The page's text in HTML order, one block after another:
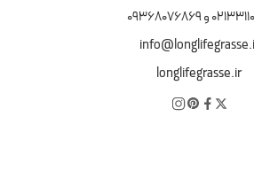
و 09368076869
longlifegrasse.ir